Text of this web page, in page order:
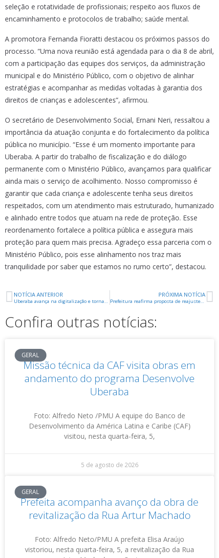
seleção e rotatividade de profissionais; respeito aos fluxos de
encaminhamento e protocolos de trabalho; saúde mental.
A promotora Fernanda Fioratti destacou os próximos passos do
processo. “Uma nova reunião está agendada para o dia 8 de abril,
com a participação das equipes dos serviços, da administração
municipal e do Ministério Público, com o objetivo de alinhar
estratégias e acompanhar as medidas voltadas à garantia dos
direitos de crianças e adolescentes”, afirmou.
O secretário de Desenvolvimento Social, Ernani Neri, ressaltou a
importância da atuação conjunta e do fortalecimento da política
pública no município. “Esse é um momento importante para
Uberaba. A partir do trabalho de fiscalização e do diálogo
permanente com o Ministério Público, avançamos para qualificar
ainda mais o serviço de acolhimento. Nosso compromisso é
garantir que cada criança e adolescente tenha seus direitos
respeitados, com um atendimento mais estruturado, humanizado
e alinhado entre todos que atuam na rede de proteção. Esse
reordenamento fortalece a política pública e assegura mais
proteção para quem mais precisa. Agradeço essa parceria com o
Ministério Público, pois esse alinhamento nos traz mais
tranquilidade por saber que estamos no rumo certo”, destacou.
NOTÍCIA ANTERIOR
Uberaba avança na digitalização e torna serviços da Secretaria de Planejamento 100% online
PRÓXIMA NOTÍCIA
Prefeitura reafirma proposta de reajuste para garantir a continuidade dos serviços públicos
Confira outras notícias:
GERAL
Missão técnica da CAF visita obras em
andamento do programa Desenvolve
Uberaba
Foto: Alfredo Neto /PMU A equipe do Banco de
Desenvolvimento da América Latina e Caribe (CAF)
visitou, nesta quarta-feira, 5,
5 de agosto de 2026
GERAL
Prefeita acompanha avanço da obra de
revitalização da Rua Artur Machado
Foto: Alfredo Neto/PMU A prefeita Elisa Araújo
vistoriou, nesta quarta-feira, 5, a revitalização da Rua